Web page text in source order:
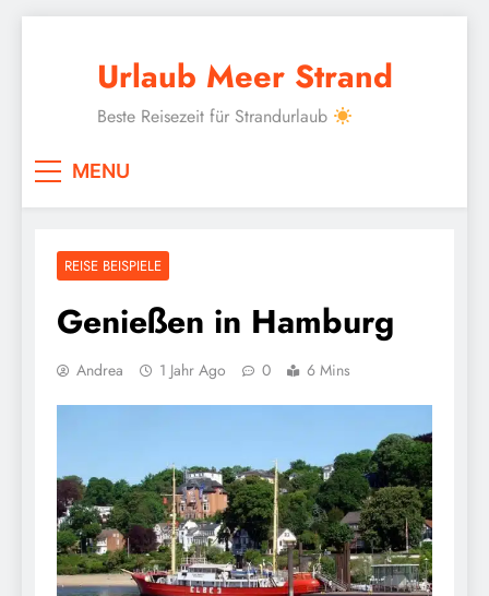
Urlaub Meer Strand
Beste Reisezeit für Strandurlaub
MENU
REISE BEISPIELE
Genießen in Hamburg
Andrea 1 Jahr Ago 0 6 Mins